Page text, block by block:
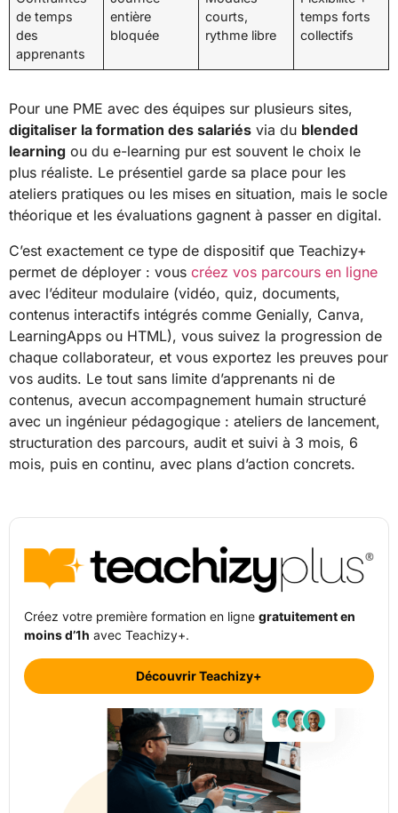
de temps
des
apprenants
entière
bloquée
courts,
rythme libre
temps forts
collectifs
Pour une PME avec des équipes sur plusieurs sites,
digitaliser la formation des salariés via du blended
learning ou du e-learning pur est souvent le choix le
plus réaliste. Le présentiel garde sa place pour les
ateliers pratiques ou les mises en situation, mais le socle
théorique et les évaluations gagnent à passer en digital.
C’est exactement ce type de dispositif que Teachizy+
permet de déployer : vous créez vos parcours en ligne
avec l’éditeur modulaire (vidéo, quiz, documents,
contenus interactifs intégrés comme Genially, Canva,
LearningApps ou HTML), vous suivez la progression de
chaque collaborateur, et vous exportez les preuves pour
vos audits. Le tout sans limite d’apprenants ni de
contenus, avecun accompagnement humain structuré
avec un ingénieur pédagogique : ateliers de lancement,
structuration des parcours, audit et suivi à 3 mois, 6
mois, puis en continu, avec plans d’action concrets.
Créez votre première formation en ligne gratuitement en
moins d’1h avec Teachizy+.
Découvrir Teachizy+